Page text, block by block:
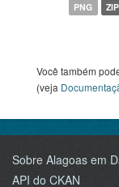
PNG ZIP
Você também
(veja
Sobre Alagoas em
API do CKAN